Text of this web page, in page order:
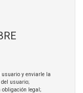
usuario y enviarle la
del usuario;
obligación legal;